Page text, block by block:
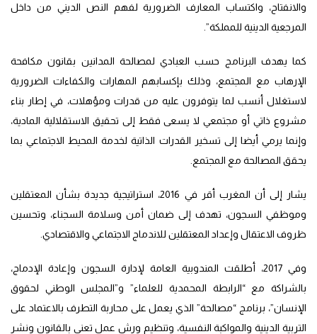
والانفتاح، واكتساب المعارف الضرورية لفهم النص الديني من داخل
المرجعية الدينية للمملكة”.
كما يهدف البرنامج حسب العبادي لمصالحة المدانين بقانون مكافحة
الإرهاب مع المجتمع، وذلك بإكسابهم المهارات والكفاءات الضرورية
لاستغلال أنسب لما يتوفرون عليه من قدرات ومؤهلات، في إطار بناء
مشروع ذاتي أو مجتمعي لا يسعى فقط إلى تحقيق الاستقلالية المادية،
وإنما يرمي أيضا إلى تسخير القدرات الذاتية لخدمة المحيط الاجتماعي بما
يحقق المصالحة مع المجتمع.
يشار إلى أن المغرب أقر في 2016، استراتيجية جديدة بشأن المعتقلين
وموظفي السجون، تهدف إلى ضمان أمن وسلامة السجناء، وتحسين
ظروف الاعتقال وإعداد المعتقلين للاندماج الاجتماعي والاقتصادي.
وفي 2017، أطلقت المندوبية العامة لإدارة السجون وإعادة الإدماج،
بالشراكة مع “الرابطة المحمدية للعلماء” و”المجلس الوطني لحقوق
الإنسان”، برنامج “مصالحة” الذي يعمل على محاربة التطرف بالاعتماد على
التربية الدينية والمواكبة النفسية، وتنظيم ورش عمل تعنى بالقانون ونشر